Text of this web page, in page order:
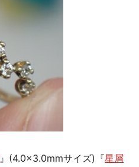
』(4.0×3.0mmサイズ)『星屑